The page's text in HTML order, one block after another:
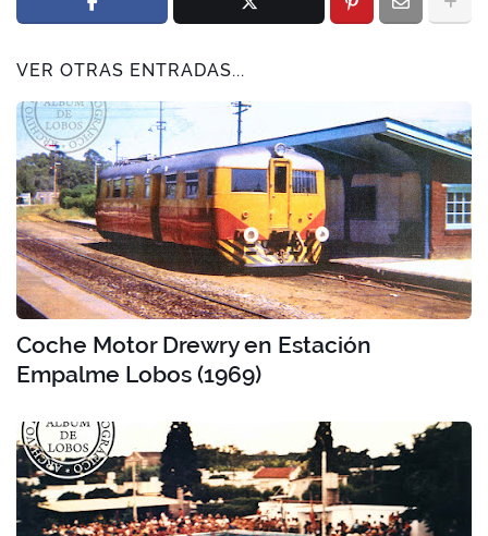
VER OTRAS ENTRADAS...
Coche Motor Drewry en Estación
Empalme Lobos (1969)